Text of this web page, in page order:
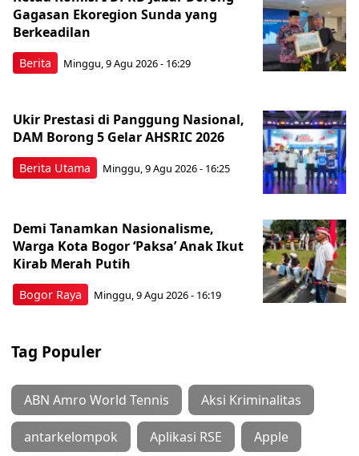
Berita
Gagasan Ekoregion Sunda yang
Berkeadilan
Minggu, 9 Agu 2026 - 16:29
Berita Utama
Ukir Prestasi di Panggung Nasional,
DAM Borong 5 Gelar AHSRIC 2026
Minggu, 9 Agu 2026 - 16:25
Bogor Raya
Demi Tanamkan Nasionalisme,
Warga Kota Bogor ‘Paksa’ Anak Ikut
Kirab Merah Putih
Minggu, 9 Agu 2026 - 16:19
Tag Populer
ABN Amro World Tennis Aksi Kriminalitas
antarkelompok Aplikasi RSE Apple